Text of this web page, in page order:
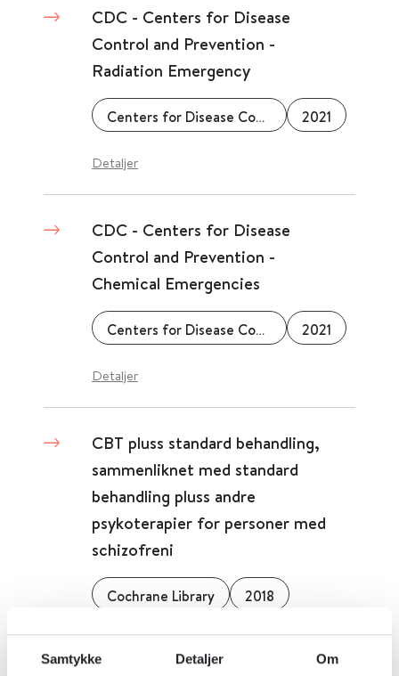
Samtykke Detaljer Om
CDC - Centers for Disease
Control and Prevention -
Radiation Emergency
Centers for Disease Control & Prevention (CDC) 2021
Detaljer
CDC - Centers for Disease
Control and Prevention -
Chemical Emergencies
Centers for Disease Control & Prevention (CDC) 2021
Detaljer
CBT pluss standard behandling,
sammenliknet med standard
behandling pluss andre
psykoterapier for personer med
schizofreni
Cochrane Library 2018